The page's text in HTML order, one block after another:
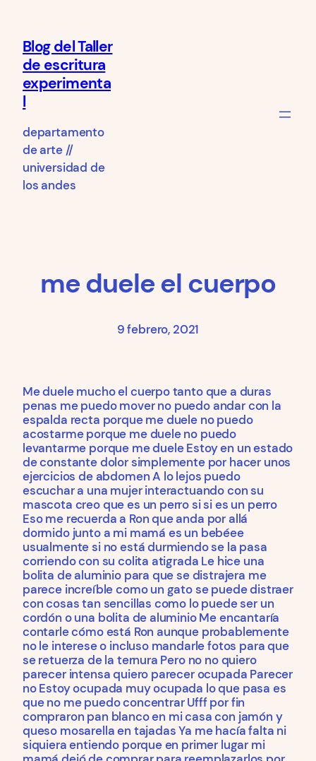
contenido
Blog del Taller
de escritura
experimenta
l
departamento
de arte //
universidad de
los andes
me duele el cuerpo
9 febrero, 2021
Me duele mucho el cuerpo tanto que a duras
penas me puedo mover no puedo andar con la
espalda recta porque me duele no puedo
acostarme porque me duele no puedo
levantarme porque me duele Estoy en un estado
de constante dolor simplemente por hacer unos
ejercicios de abdomen A lo lejos puedo
escuchar a una mujer interactuando con su
mascota creo que es un perro si si es un perro
Eso me recuerda a Ron que anda por allá
dormido junto a mi mamá es un bebéee
usualmente si no está durmiendo se la pasa
corriendo con su colita atigrada Le hice una
bolita de aluminio para que se distrajera me
parece increíble como un gato se puede distraer
con cosas tan sencillas como lo puede ser un
cordón o una bolita de aluminio Me encantaría
contarle cómo está Ron aunque probablemente
no le interese o incluso mandarle fotos para que
se retuerza de la ternura Pero no no quiero
parecer intensa quiero parecer ocupada Parecer
no Estoy ocupada muy ocupada lo que pasa es
que no me puedo concentrar Ufff por fin
compraron pan blanco en mi casa con jamón y
queso mosarella en tajadas Ya me hacía falta ni
siquiera entiendo porque en primer lugar mi